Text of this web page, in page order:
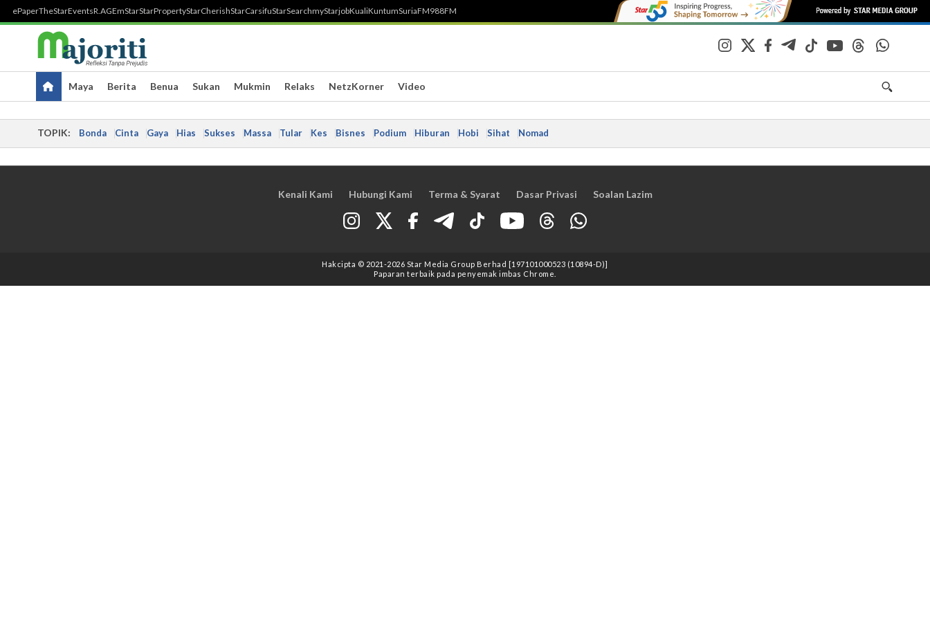
ePaperTheStarEventsR.AGEmStarStarPropertyStarCherishStarCarsifuStarSearchmyStarjobKualiKuntumSuriaFM988FM
Maya Berita Benua Sukan Mukmin Relaks NetzKorner Video
TOPIK: Bonda Cinta Gaya Hias Sukses Massa Tular Kes Bisnes Podium Hiburan Hobi Sihat Nomad
Kenali Kami Hubungi Kami Terma & Syarat Dasar Privasi Soalan Lazim
Hakcipta © 2021 -2026 Star Media Group Berhad [197101000523 (10894-D)]
Paparan terbaik pada penyemak imbas Chrome.